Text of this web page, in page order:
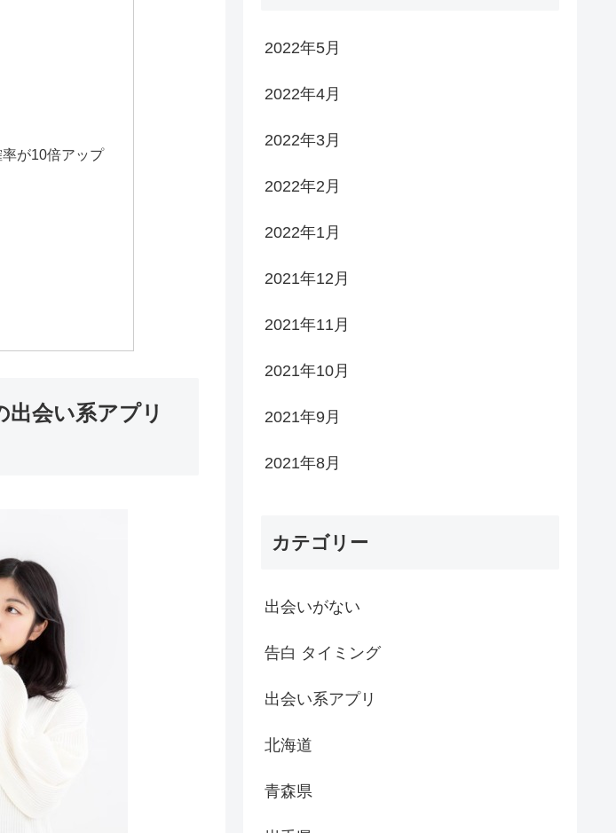
が10倍アップ
会い系アプリ
2022年5月
2022年4月
2022年3月
2022年2月
2022年1月
2021年12月
2021年11月
2021年10月
2021年9月
2021年8月
カテゴリー
出会いがない
告白 タイミング
出会い系アプリ
北海道
青森県